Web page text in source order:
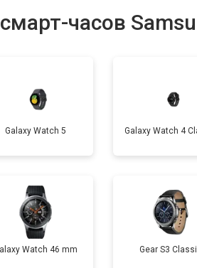
часов
Galaxy Watch 5 Galaxy Watch 4
Watch 46 mm Gear S3